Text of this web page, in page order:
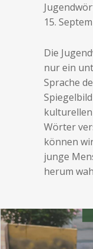
15.
Die
nur ein
Sprache
Wörter
können
junge
herum